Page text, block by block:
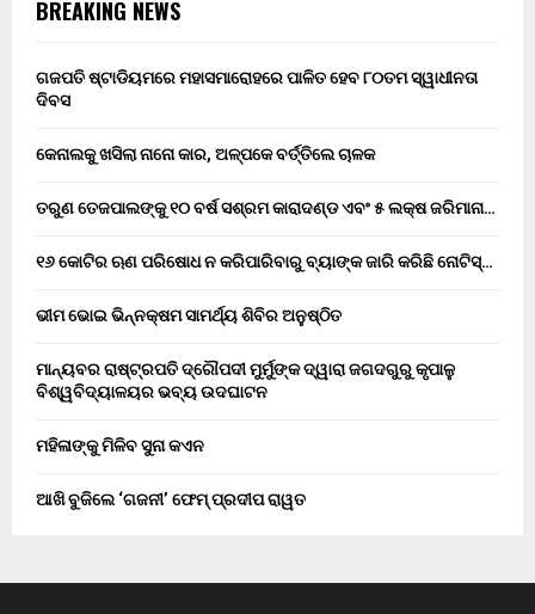
BREAKING NEWS
ଗଜପତି ଷ୍ଟାଡିୟମରେ ମହାସମାରୋହରେ ପାଳିତ ହେବ ୮୦ତମ ସ୍ୱାଧୀନତା
ଦିବସ
କେନାଲକୁ ଖସିଲା ନାନୋ କାର, ଅଳ୍ପକେ ବର୍ତ୍ତିଲେ ଚାଳକ
ତରୁଣ ତେଜପାଲଙ୍କୁ ୧୦ ବର୍ଷ ସଶ୍ରମ କାରାଦଣ୍ଡ ଏବଂ ₹୫ ଲକ୍ଷ ଜରିମାନା…
୧୬ କୋଟିର ଋଣ ପରିଷୋଧ ନ କରିପାରିବାରୁ ବ୍ୟାଙ୍କ ଜାରି କରିଛି ନୋଟିସ୍…
ଭୀମ ଭୋଇ ଭିନ୍ନକ୍ଷମ ସାମର୍ଥ୍ୟ ଶିବିର ଅନୁଷ୍ଠିତ
ମାନ୍ୟବର ରାଷ୍ଟ୍ରପତି ଦ୍ରୌପଦୀ ମୁର୍ମୁଙ୍କ ଦ୍ୱାରା ଜଗଦଗୁରୁ କୃପାଳୁ
ବିଶ୍ୱବିଦ୍ୟାଳୟର ଭବ୍ୟ ଉଦଘାଟନ
ମହିଳାଙ୍କୁ ମିଳିବ ସୁନା କଏନ
ଆଖି ବୁଜିଲେ ‘ଗଜନୀ’ ଫେମ୍ ପ୍ରଦୀପ ରାୱତ